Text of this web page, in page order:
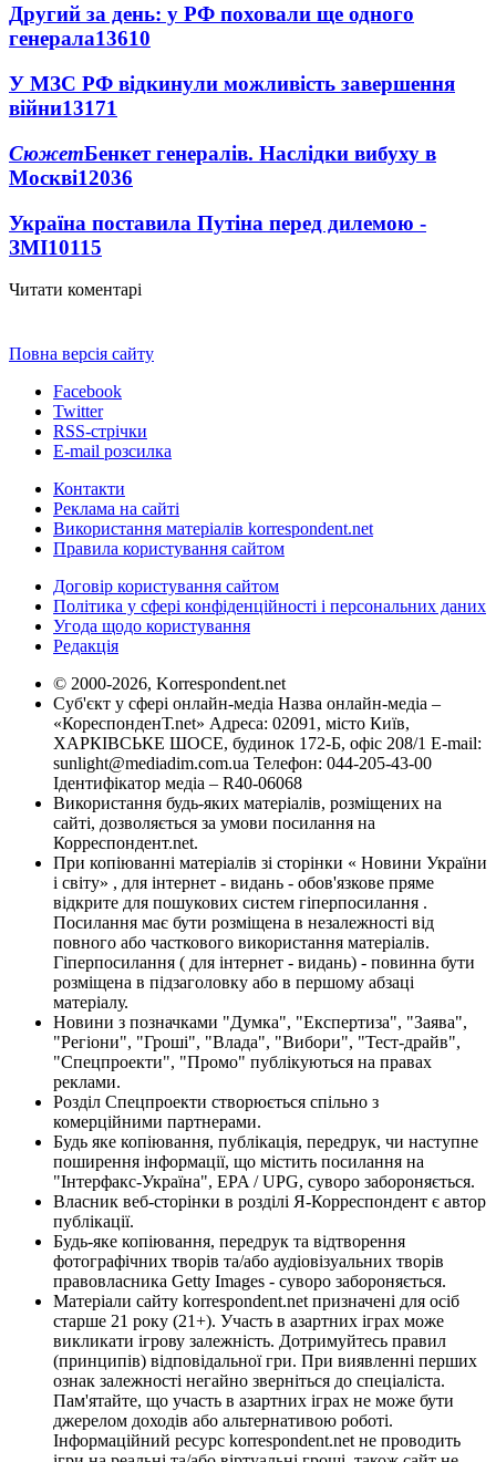
Другий за день: у РФ поховали ще одного
генерала13610
У МЗС РФ відкинули можливість завершення
війни13171
СюжетБенкет генералів. Наслідки вибуху в
Москві12036
Україна поставила Путіна перед дилемою -
ЗМІ10115
Читати коментарі
Повна версія сайту
Facebook
Twitter
RSS-стрічки
E-mail розсилка
Контакти
Реклама на сайті
Використання матеріалів korrespondent.net
Правила користування сайтом
Договір користування сайтом
Політика у сфері конфіденційності і персональних даних
Угода щодо користування
Редакція
© 2000-2026, Korrespondent.net
Суб'єкт у сфері онлайн-медіа Назва онлайн-медіа –
«КореспонденТ.net» Адреса: 02091, місто Київ,
ХАРКІВСЬКЕ ШОСЕ, будинок 172-Б, офіс 208/1 E-mail:
sunlight@mediadim.com.ua Телефон: 044-205-43-00
Ідентифікатор медіа – R40-06068
Використання будь-яких матеріалів, розміщених на
сайті, дозволяється за умови посилання на
Корреспондент.net.
При копіюванні матеріалів зі сторінки « Новини України
і світу» , для інтернет - видань - обов'язкове пряме
відкрите для пошукових систем гіперпосилання .
Посилання має бути розміщена в незалежності від
повного або часткового використання матеріалів.
Гіперпосилання ( для інтернет - видань) - повинна бути
розміщена в підзаголовку або в першому абзаці
матеріалу.
Новини з позначками "Думка", "Експертиза", "Заява",
"Регіони", "Гроші", "Влада", "Вибори", "Тест-драйв",
"Спецпроекти", "Промо" публікуються на правах
реклами.
Розділ Спецпроекти створюється спільно з
комерційними партнерами.
Будь яке копіювання, публікація, передрук, чи наступне
поширення інформації, що містить посилання на
"Інтерфакс-Україна", EPA / UPG, суворо забороняється.
Власник веб-сторінки в розділі Я-Корреспондент є автор
публікації.
Будь-яке копіювання, передрук та відтворення
фотографічних творів та/або аудіовізуальних творів
правовласника Getty Images - суворо забороняється.
Матеріали сайту korrespondent.net призначені для осіб
старше 21 року (21+). Участь в азартних іграх може
викликати ігрову залежність. Дотримуйтесь правил
(принципів) відповідальної гри. При виявленні перших
ознак залежності негайно зверніться до спеціаліста.
Пам'ятайте, що участь в азартних іграх не може бути
джерелом доходів або альтернативою роботі.
Інформаційний ресурс korrespondent.net не проводить